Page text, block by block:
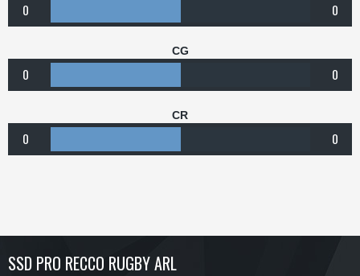
0 0
CG
0 0
CR
0 0
SSD PRO RECCO RUGBY ARL